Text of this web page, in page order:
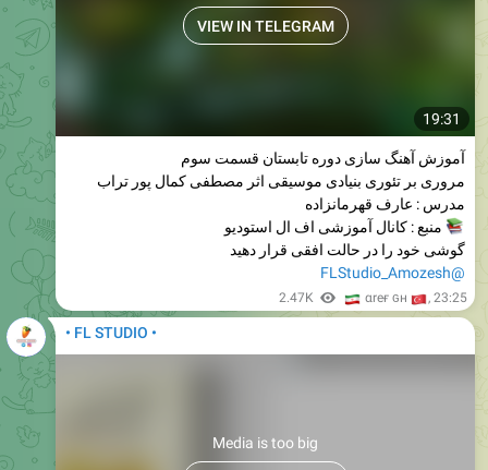
19:31
VIEW IN TELEGRAM
آموزش آهنگ سازی دوره تابستان قسمت سوم
مروری بر تئوری بنیادی موسیقی اثر مصطفی کمال پور تراب
مدرس : عارف قهرمانزاده
منبع : کانال آموزشی اف ال استودیو
گوشی خود را در حالت افقی قرار دهید
@FLStudio_Amozesh
2.47K αreғ ɢн , 23:25
• FL STUDIO •
Media is too big